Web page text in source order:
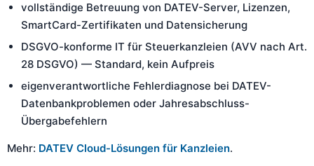
vollständige Betreuung von DATEV-Server, Lizenzen,
SmartCard-Zertifikaten und Datensicherung
DSGVO-konforme IT für Steuerkanzleien (AVV nach Art.
28 DSGVO) — Standard, kein Aufpreis
eigenverantwortliche Fehlerdiagnose bei DATEV-
Datenbankproblemen oder Jahresabschluss-
Übergabefehlern
Mehr: DATEV Cloud-Lösungen für Kanzleien.